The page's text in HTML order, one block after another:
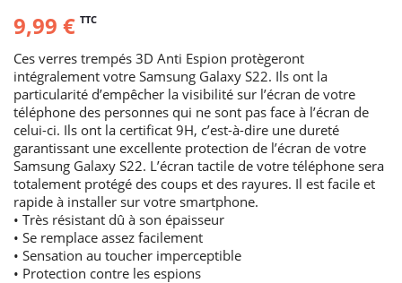
9,99 € TTC
Ces verres trempés 3D Anti Espion protègeront
intégralement votre Samsung Galaxy S22. Ils ont la
particularité d’empêcher la visibilité sur l’écran de votre
téléphone des personnes qui ne sont pas face à l’écran de
celui-ci. Ils ont la certificat 9H, c’est-à-dire une dureté
garantissant une excellente protection de l’écran de votre
Samsung Galaxy S22. L’écran tactile de votre téléphone sera
totalement protégé des coups et des rayures. Il est facile et
rapide à installer sur votre smartphone.
• Très résistant dû à son épaisseur
• Se remplace assez facilement
• Sensation au toucher imperceptible
• Protection contre les espions